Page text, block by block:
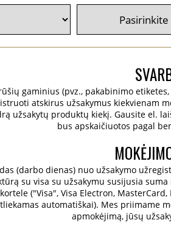
gaminius (pvz., pakabinimo
atskirus užsakymus kiekvienam
užsakytų produktų kiekį. Gausite el.
bus apskaičiuotos pagal
(darbo dienas) nuo užsakymo
su visa su užsakymu susijusia
("Visa", Visa Electron,
automatiškai). Mes priimame
apmokėjimą, jūsų